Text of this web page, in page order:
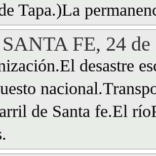
Tapa.)La
SANTA FE, 24
desastre
de Santa fe.El